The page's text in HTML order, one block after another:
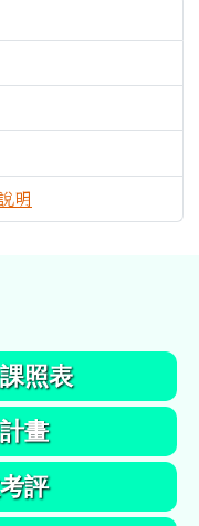
明
照表
畫
評